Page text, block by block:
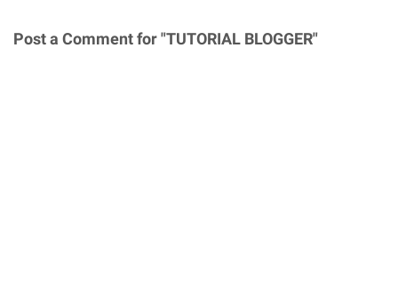
Post a Comment for "TUTORIAL BLOGGER"